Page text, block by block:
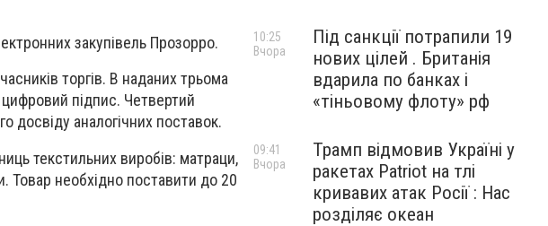
закупівель Прозорро.
торгів. В наданих трьома
підпис. Четвертий
досвіду аналогічних поставок.
текстильних виробів: матраци,
Товар необхідно поставити до 20
Під санкції потрапили 19
нових цілей . Британія
вдарила по банках і
«тіньовому флоту» рф
10:25
Вчора
Трамп відмовив Україні у
ракетах Patriot на тлі
кривавих атак Росії : Нас
розділяє океан
09:41
Вчора